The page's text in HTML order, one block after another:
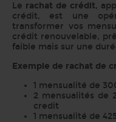
Le rachat de crédit,
crédit, est une
transformer vos
crédit renouvelable,
faible mais sur une
Exemple de rachat de
1 mensualité de
2 mensualités de
credit
1 mensualité de